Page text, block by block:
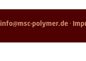
info@msc-polymer.de ·